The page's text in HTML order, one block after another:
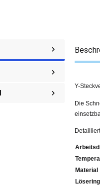
Y-
Die
Material
Lösering